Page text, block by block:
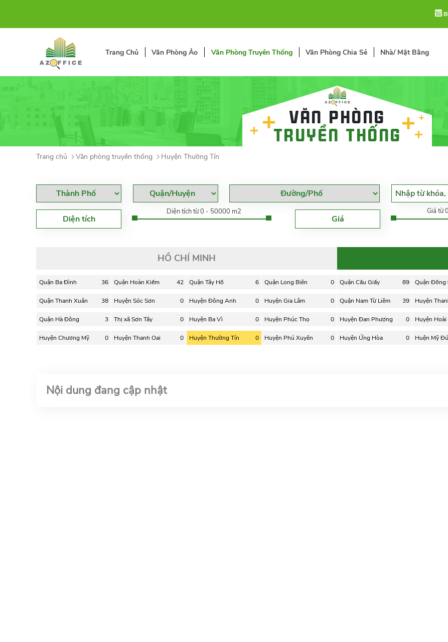
Trang Chủ Văn Phòng Ảo Văn Phòng Truyền Thống Văn Phòng Chia Sẻ Nhà/ Mặt Bằng
Văn phòng
truyền thống
Trang chủ Văn phòng truyền thống Huyện Thường Tín
Diện tích
Diện tích từ 0 - 50000 m2
Giá
Giá từ
HỒ CHÍ MINH
Quận Ba Đình 36 Quận Hoàn Kiếm 42 Quận Tây Hồ 6 Quận Long Biên 0 Quận Cầu Giấy 89 Quận Đống
Quận Thanh Xuân 38 Huyện Sóc Sơn 0 Huyện Đông Anh 0 Huyện Gia Lâm 0 Quận Nam Từ Liêm 39 Huyện
Quận Hà Đông 3 Thị xã Sơn Tây 0 Huyện Ba Vì 0 Huyện Phúc Thọ 0 Huyện Đan Phượng 0 Huyện
Huyện Chương Mỹ 0 Huyện Thanh Oai 0 Huyện Thường Tín 0 Huyện Phú Xuyên 0 Huyện Ứng Hòa 0 Huện Mỹ
Nội dung đang cập nhật